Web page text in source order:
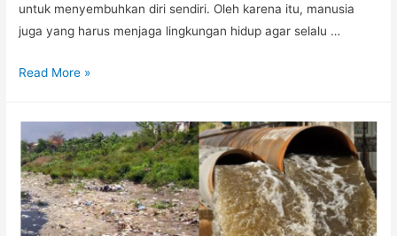
untuk menyembuhkan diri sendiri. Oleh karena itu, manusia
juga yang harus menjaga lingkungan hidup agar selalu …
Read More »